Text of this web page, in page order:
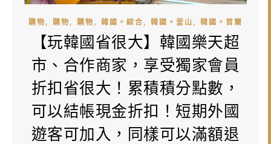
購物, 購物, 購物, 韓國。綜合, 韓國。釜山, 韓國。首爾
【玩韓國省很大】韓國樂天超
市、合作商家，享受獨家會員
折扣省很大！累積積分點數，
可以結帳現金折扣！短期外國
遊客可加入，同樣可以滿額退